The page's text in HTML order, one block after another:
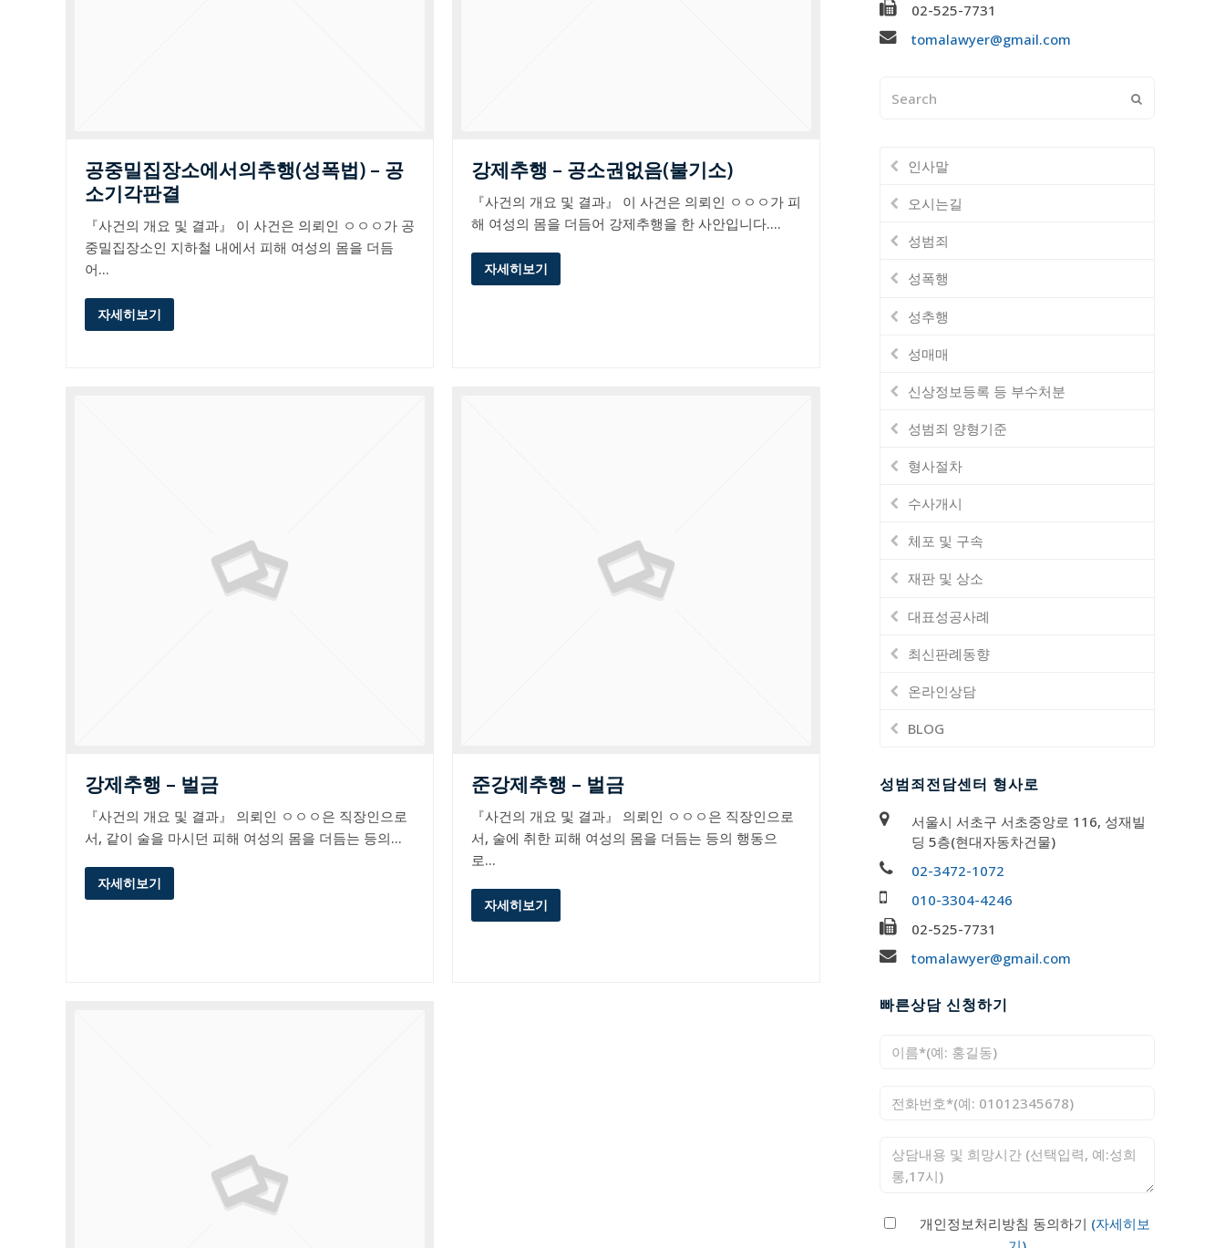
공중밀집장소에서의추행(성폭법) – 공
소기각판결
『사건의 개요 및 결과』 이 사건은 의뢰인 ㅇㅇㅇ가 공
중밀집장소인 지하철 내에서 피해 여성의 몸을 더듬
어…
자세히보기
강제추행 – 공소권없음(불기소)
『사건의 개요 및 결과』 이 사건은 의뢰인 ㅇㅇㅇ가 피
해 여성의 몸을 더듬어 강제추행을 한 사안입니다.…
자세히보기
강제추행 – 벌금
『사건의 개요 및 결과』 의뢰인 ㅇㅇㅇ은 직장인으로
서, 같이 술을 마시던 피해 여성의 몸을 더듬는 등의…
자세히보기
준강제추행 – 벌금
『사건의 개요 및 결과』 의뢰인 ㅇㅇㅇ은 직장인으로
서, 술에 취한 피해 여성의 몸을 더듬는 등의 행동으
로…
자세히보기
02-525-7731
tomalawyer@gmail.com
인사말
오시는길
성범죄
성폭행
성추행
성매매
신상정보등록 등 부수처분
성범죄 양형기준
형사절차
수사개시
체포 및 구속
재판 및 상소
대표성공사례
최신판례동향
온라인상담
BLOG
성범죄전담센터 형사로
서울시 서초구 서초중앙로 116, 성재빌
딩 5층(현대자동차건물)
02-3472-1072
010-3304-4246
02-525-7731
tomalawyer@gmail.com
빠른상담 신청하기
개인정보처리방침 동의하기 (자세히보